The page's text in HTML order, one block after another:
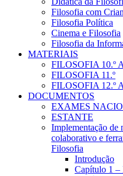
Filosofia com
Filosofia Política
Cinema e Filosofia
Filosofia da
MATERIAIS
FILOSOFIA 10.º
FILOSOFIA 11.º
FILOSOFIA 12.º
DOCUMENTOS
EXAMES
ESTANTE
Implementação de
colaborativo e
Filosofia
Introdução
Capítulo 1 –